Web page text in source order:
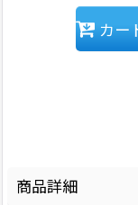
カー
商品詳細